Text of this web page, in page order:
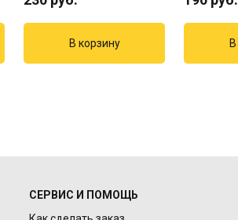
СЕРВИС И ПОМОЩЬ